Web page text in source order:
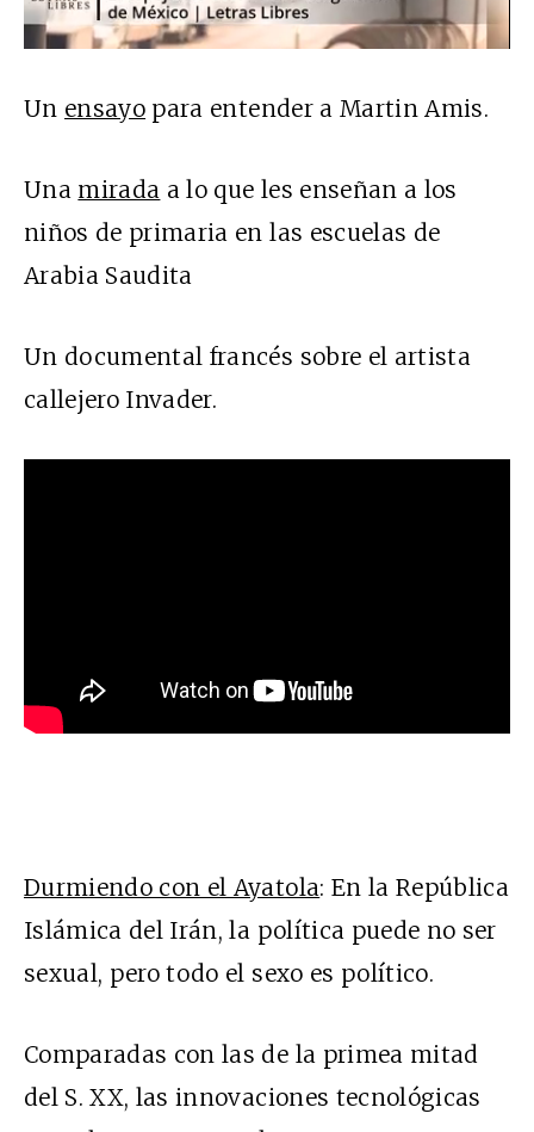
Un ensayo para entender a Martin Amis.
Una mirada a lo que les enseñan a los
niños de primaria en las escuelas de
Arabia Saudita
Un documental francés sobre el artista
callejero Invader.
Durmiendo con el Ayatola: En la República
Islámica del Irán, la política puede no ser
sexual, pero todo el sexo es político.
Comparadas con las de la primea mitad
del S. XX, las innovaciones tecnológicas